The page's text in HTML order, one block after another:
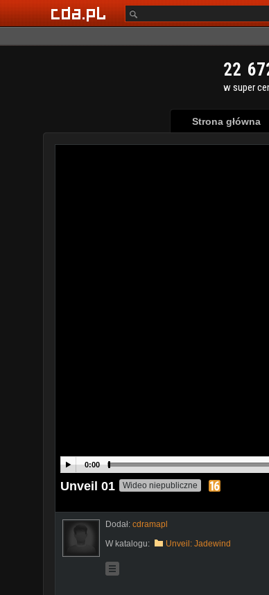
22 67
w super
Strona główna
0:00
Unveil 01 Wideo niepubliczne
Dodał: cdramapl
W katalogu:
Unveil: Jadewind